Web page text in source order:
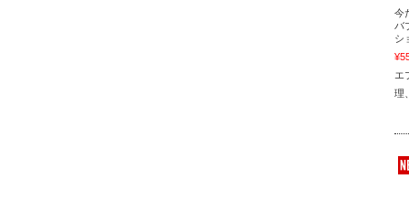
今
バ
シ
エ
理